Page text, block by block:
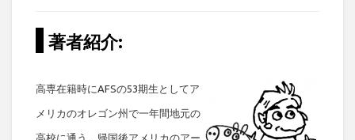
著者紹介:
高専在籍時にAFSの53期生としてア
メリカのオレゴン州で一年間地元の